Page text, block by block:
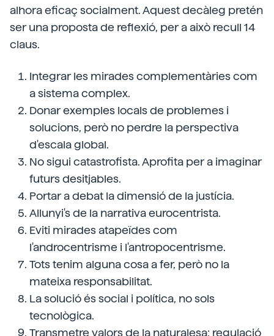
alhora eficaç socialment. Aquest decàleg pretén
ser una proposta de reflexió, per a això recull 14
claus.
Integrar les mirades complementàries com
a sistema complex.
Donar exemples locals de problemes i
solucions, però no perdre la perspectiva
d'escala global.
No sigui catastrofista. Aprofita per a imaginar
futurs desitjables.
Portar a debat la dimensió de la justícia.
Allunyi's de la narrativa eurocentrista.
Eviti mirades atapeïdes com
l'androcentrisme i l'antropocentrisme.
Tots tenim alguna cosa a fer, però no la
mateixa responsabilitat.
La solució és social i política, no sols
tecnològica.
Transmetre valors de la naturalesa: regulació